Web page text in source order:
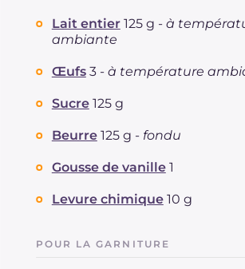
Lait entier 125 g - à
ambiante
Œufs 3 - à température
Sucre 125 g
Beurre 125 g - fondu
Gousse de vanille 1
Levure chimique 10 g
POUR LA GARNITURE